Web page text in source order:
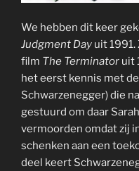
We hebben dit keer
Judgment Day uit
film The Terminator uit
het eerst kennis met
Schwarzenegger) die
gestuurd om daar
vermoorden omdat zij
schenken aan een
deel keert